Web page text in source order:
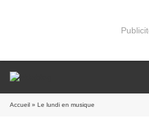
Accueil » Le lundi en musique